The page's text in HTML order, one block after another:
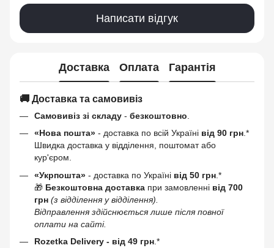
Написати відгук
Доставка Оплата Гарантія
🚚 Доставка та самовивіз
Самовивіз зі складу - безкоштовно
«Нова пошта» - доставка по всій Україні від 90 грн.*
Швидка доставка у відділення, поштомат або
кур'єром.
«Укрпошта» - доставка по Україні від 50 грн .*
🎁 Безкоштовна доставка при замовленні від 700
грн (з відділення у відділення).
Відправлення здійснюється лише після повної
оплати на сайті.
Rozetka Delivery - від 49 грн .*